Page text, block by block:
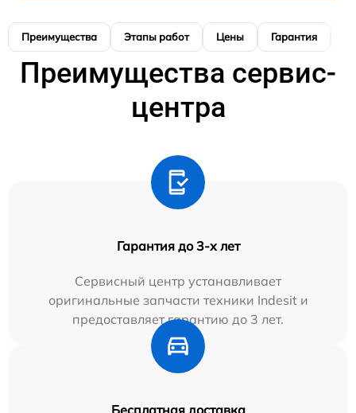
Преимущества Этапы работ Цены Гарантия
Преимущества сервис-
центра
Гарантия до 3-х лет
Сервисный центр устанавливает
оригинальные запчасти техники Indesit и
предоставляет гарантию до 3 лет.
Бесплатная доставка